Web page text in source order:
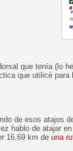
que tenía (lo
que utilicé
de esos atajos
hablo de atajar
16,69 km de una